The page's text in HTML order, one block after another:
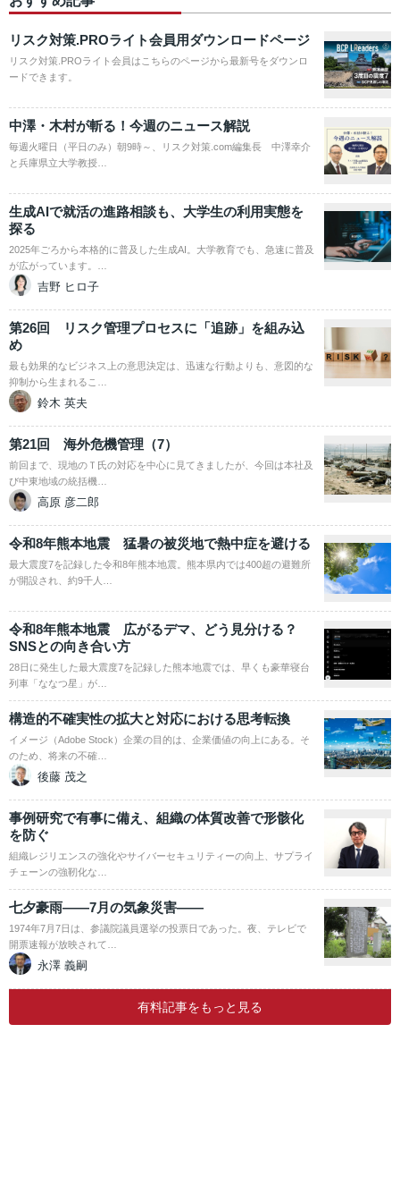
リスク対策.PROライト会員用ダウンロードページ
リスク対策.PROライト会員はこちらのページから最新号をダウンロ
ードできます。
中澤・木村が斬る！今週のニュース解説
毎週火曜日（平日のみ）朝9時～、リスク対策.com編集長 中澤幸介
と兵庫県立大学教授…
生成AIで就活の進路相談も、大学生の利用実態を
探る
2025年ごろから本格的に普及した生成AI。大学教育でも、急速に普及
が広がっています。…
吉野 ヒロ子
第26回 リスク管理プロセスに「追跡」を組み込
め
最も効果的なビジネス上の意思決定は、迅速な行動よりも、意図的な
抑制から生まれるこ…
鈴木 英夫
第21回 海外危機管理（7）
前回まで、現地のＴ氏の対応を中心に見てきましたが、今回は本社及
び中東地域の統括機…
高原 彦二郎
令和8年熊本地震 猛暑の被災地で熱中症を避ける
最大震度7を記録した令和8年熊本地震。熊本県内では400超の避難所
が開設され、約9千人…
令和8年熊本地震 広がるデマ、どう見分ける？
SNSとの向き合い方
28日に発生した最大震度7を記録した熊本地震では、早くも豪華寝台
列車「ななつ星」が…
構造的不確実性の拡大と対応における思考転換
イメージ（Adobe Stock）企業の目的は、企業価値の向上にある。そ
のため、将来の不確…
後藤 茂之
事例研究で有事に備え、組織の体質改善で形骸化
を防ぐ
組織レジリエンスの強化やサイバーセキュリティーの向上、サプライ
チェーンの強靭化な…
七夕豪雨――7月の気象災害――
1974年7月7日は、参議院議員選挙の投票日であった。夜、テレビで
開票速報が放映されて…
永澤 義嗣
有料記事をもっと見る